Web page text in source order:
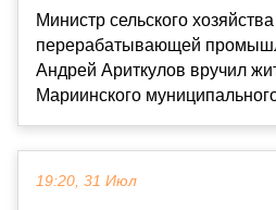
Министр сельского
перерабатывающей
Андрей Ариткулов вручил
Мариинского
19:20, 31 Июл